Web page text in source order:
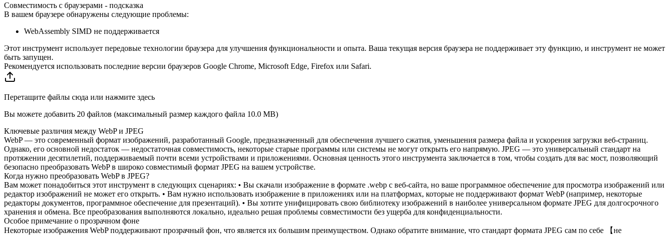
Совместимость с браузерами - подсказка
В вашем браузере обнаружены следующие проблемы:
WebAssembly SIMD не поддерживается
Этот инструмент использует передовые технологии браузера для улучшения функциональности и опыта. Ваша текущая версия браузера не поддерживает эту функцию, и инструмент не может
быть запущен.
Рекомендуется использовать последние версии браузеров Google Chrome, Microsoft Edge, Firefox или Safari.
Перетащите файлы сюда или нажмите здесь
Вы можете добавить 20 файлов (максимальный размер каждого файла 10.0 MB)
Ключевые различия между WebP и JPEG
WebP — это современный формат изображений, разработанный Google, предназначенный для обеспечения лучшего сжатия, уменьшения размера файла и ускорения загрузки веб-страниц.
Однако, его основной недостаток — недостаточная совместимость, некоторые старые программы или системы не могут открыть его напрямую. JPEG — это универсальный стандарт на
протяжении десятилетий, поддерживаемый почти всеми устройствами и приложениями. Основная ценность этого инструмента заключается в том, чтобы создать для вас мост, позволяющий
безопасно преобразовать WebP в широко совместимый формат JPEG на вашем устройстве.
Когда нужно преобразовать WebP в JPEG?
Вам может понадобиться этот инструмент в следующих сценариях: • Вы скачали изображение в формате .webp с веб-сайта, но ваше программное обеспечение для просмотра изображений или
редактор изображений не может его открыть. • Вам нужно использовать изображение в приложениях или на платформах, которые не поддерживают формат WebP (например, некоторые
редакторы документов, программное обеспечение для презентаций). • Вы хотите унифицировать свою библиотеку изображений в наиболее универсальном формате JPEG для долгосрочного
хранения и обмена. Все преобразования выполняются локально, идеально решая проблемы совместимости без ущерба для конфиденциальности.
Особое примечание о прозрачном фоне
Некоторые изображения WebP поддерживают прозрачный фон, что является их большим преимуществом. Однако обратите внимание, что стандарт формата JPEG сам по себе 【не